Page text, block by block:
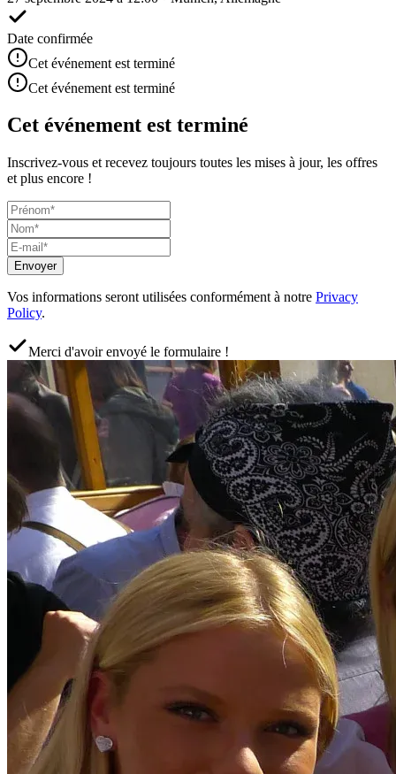
Date confirmée
Cet événement est terminé
Cet événement est terminé
Cet événement est terminé
Inscrivez-vous et recevez toujours toutes les mises à jour, les offres
et plus encore !
Envoyer
Vos informations seront utilisées conformément à notre Privacy
Policy.
Merci d'avoir envoyé le formulaire !